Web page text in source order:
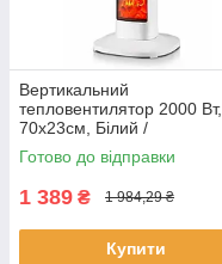
Вертикальний
тепловентилятор 2000 Вт,
70x23см, Білий /
Електрообігрівач
портативний / Обігрівач
Готово до відправки
1 389 ₴ 1 984,29 ₴
Купити